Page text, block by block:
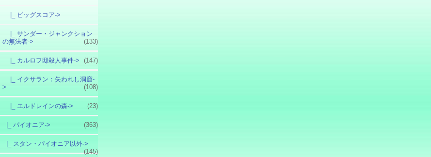
|_ ビッグスコア->
|_ サンダー・ジャンクション
の無法者->
(133)
|_ カルロフ邸殺人事件-> (147)
|_ イクサラン：失われし洞窟-
>
(108)
|_ エルドレインの森-> (23)
|_ パイオニア-> (363)
|_ スタン・パイオニア以外->
(145)